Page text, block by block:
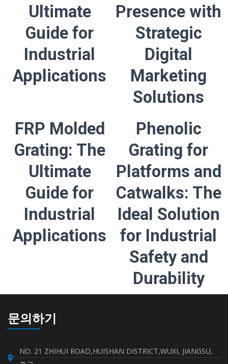
Ultimate
Guide for
Industrial
Applications
Presence with
Strategic
Digital
Marketing
Solutions
FRP Molded
Grating: The
Ultimate
Guide for
Industrial
Applications
Phenolic
Grating for
Platforms and
Catwalks: The
Ideal Solution
for Industrial
Safety and
Durability
문의하기
NO. 21 ZHIHUI ROAD,HUISHAN DISTRICT,WUXI, JIANGSU,